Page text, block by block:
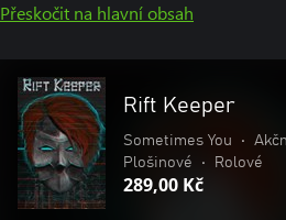
Přeskočit na hlavní obsah
Rift Keeper
Sometimes You •
Plošinové
• Rolové
289,00 Kč